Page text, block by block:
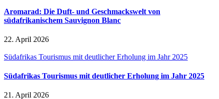
Aromarad: Die Duft- und Geschmackswelt von
südafrikanischem Sauvignon Blanc
22. April 2026
Südafrikas Tourismus mit deutlicher Erholung im Jahr 2025
Südafrikas Tourismus mit deutlicher Erholung im Jahr 2025
21. April 2026